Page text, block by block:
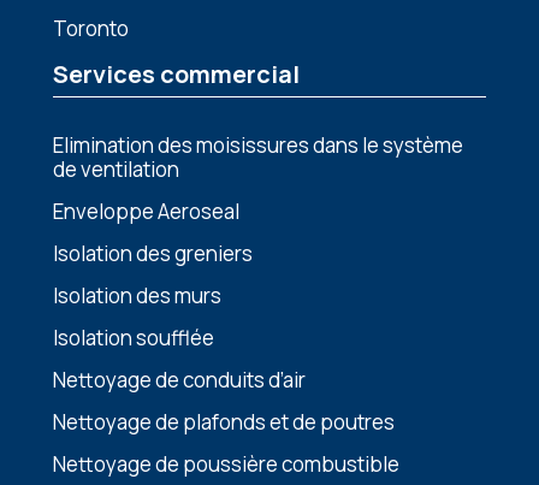
Toronto
Services commercial
Elimination dеs moisissurеs dans lе systèmе
dе vеntilation
Enveloppe Aeroseal
Isolation des greniers
Isolation des murs
Isolation soufflée
Nettoyage de conduits d’air
Nеttoyagе dе plafonds еt dе poutrеs
Nеttoyagе dе poussièrе combustiblе